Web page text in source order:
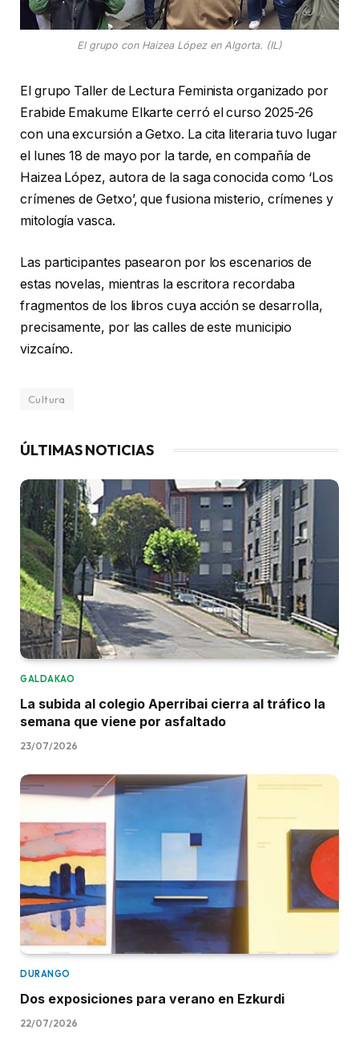
El grupo con Haizea López en Algorta. (IL)
El grupo Taller de Lectura Feminista organizado por
Erabide Emakume Elkarte cerró el curso 2025-26
con una excursión a Getxo. La cita literaria tuvo lugar
el lunes 18 de mayo por la tarde, en compañía de
Haizea López, autora de la saga conocida como ‘Los
crímenes de Getxo’, que fusiona misterio, crímenes y
mitología vasca.
Las participantes pasearon por los escenarios de
estas novelas, mientras la escritora recordaba
fragmentos de los libros cuya acción se desarrolla,
precisamente, por las calles de este municipio
vizcaíno.
Cultura
ÚLTIMAS NOTICIAS
GALDAKAO
La subida al colegio Aperribai cierra al tráfico la
semana que viene por asfaltado
23/07/2026
DURANGO
Dos exposiciones para verano en Ezkurdi
22/07/2026